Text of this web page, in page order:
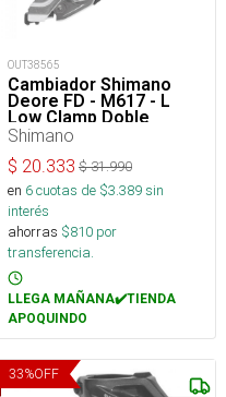
OUT38565
Cambiador Shimano
Deore FD - M617 - L
Low Clamp Doble
Shimano
$ 20.333 $31.990
en 6cuotas de $3.389sin
interés
ahorras $810 por
transferencia.
LLEGA MAÑANA✔️TIENDA
APOQUINDO
33%OFF